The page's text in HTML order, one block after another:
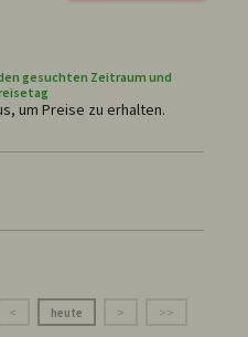
gesuchten Zeitraum und
um Preise zu erhalten.
< heute > >>